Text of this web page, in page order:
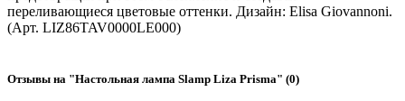
переливающиеся цветовые оттенки. Дизайн: Elisa Giovannoni.
(Арт. LIZ86TAV0000LE000)
Отзывы на "Настольная лампа Slamp Liza Prisma" (0)